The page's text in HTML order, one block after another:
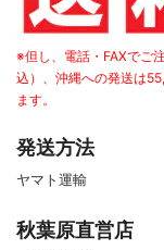
※但し、電話・FAXでご
込）、沖縄への発送は
ます。
発送方法
ヤマト運輸
秋葉原直営店